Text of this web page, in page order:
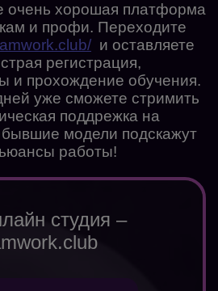
очень хорошая платформа
и профи. Переходите
и оставляете
регистрация,
и прохождение обучения.
уже сможете стримить
поддрежка на
модели подскажут
работы!
студия –